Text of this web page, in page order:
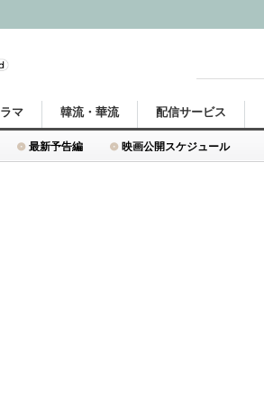
最新予告編 映画公開スケジュール
マ 韓流・華流 配信サービス